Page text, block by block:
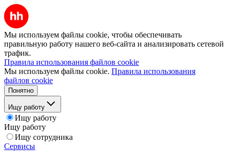
Мы используем файлы cookie, чтобы обеспечивать
правильную работу нашего веб-сайта и анализировать сетевой
трафик.
Правила использования файлов cookie
Мы используем файлы cookie. Правила использования
файлов cookie
Понятно
Ищу работу
Ищу работу
Ищу работу
Ищу сотрудника
Сервисы